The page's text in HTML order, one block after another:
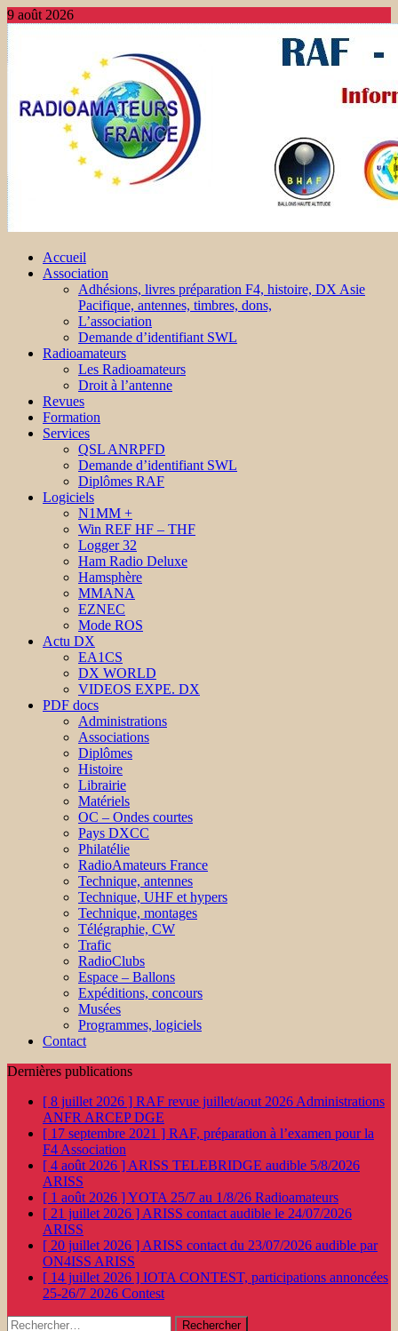
9 août 2026
Accueil
Association
Adhésions, livres préparation F4, histoire, DX Asie
Pacifique, antennes, timbres, dons,
L’association
Demande d’identifiant SWL
Radioamateurs
Les Radioamateurs
Droit à l’antenne
Revues
Formation
Services
QSL ANRPFD
Demande d’identifiant SWL
Diplômes RAF
Logiciels
N1MM +
Win REF HF – THF
Logger 32
Ham Radio Deluxe
Hamsphère
MMANA
EZNEC
Mode ROS
Actu DX
EA1CS
DX WORLD
VIDEOS EXPE. DX
PDF docs
Administrations
Associations
Diplômes
Histoire
Librairie
Matériels
OC – Ondes courtes
Pays DXCC
Philatélie
RadioAmateurs France
Technique, antennes
Technique, UHF et hypers
Technique, montages
Télégraphie, CW
Trafic
RadioClubs
Espace – Ballons
Expéditions, concours
Musées
Programmes, logiciels
Contact
Dernières publications
[ 8 juillet 2026 ] RAF revue juillet/aout 2026 Administrations
ANFR ARCEP DGE
[ 17 septembre 2021 ] RAF, préparation à l’examen pour la
F4 Association
[ 4 août 2026 ] ARISS TELEBRIDGE audible 5/8/2026
ARISS
[ 1 août 2026 ]YOTA 25/7 au 1/8/26 Radioamateurs
[ 21 juillet 2026 ] ARISS contact audible le 24/07/2026
ARISS
[ 20 juillet 2026 ] ARISS contact du 23/07/2026 audible par
ON4ISS ARISS
[ 14 juillet 2026 ] IOTA CONTEST, participations annoncées
25-26/7 2026 Contest
Rechercher :